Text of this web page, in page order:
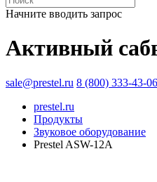
Начните вводить запрос
Активный
sale@prestel.ru 8 (800) 333-43-06
prestel.ru
Продукты
Звуковое оборудование
Prestel ASW-12A